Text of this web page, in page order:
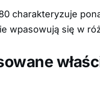
charakteryzuje
wpasowują się w